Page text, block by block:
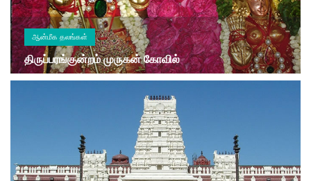
ஆன்மீக தலங்கள்
திருப்பரங்குன்றம் முருகன் கோவில்